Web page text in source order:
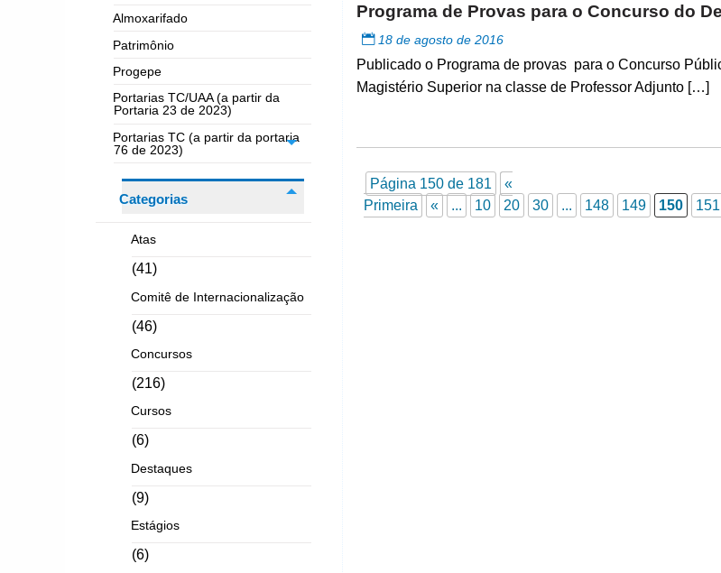
Almoxarifado
Patrimônio
Progepe
Portarias TC/UAA (a partir da
Portaria 23 de 2023)
Portarias TC (a partir da portaria
76 de 2023)
Categorias
Atas
(41)
Comitê de Internacionalização
(46)
Concursos
(216)
Cursos
(6)
Destaques
(9)
Estágios
(6)
Programa de Provas para o Concurso do
18 de agosto de 2016
Publicado o Programa de provas para o Concurso
Magistério Superior na classe de Professor Adjunto […]
Página 150 de 181
«
Primeira
« ... 10 20 30 ... 148 149 150 151